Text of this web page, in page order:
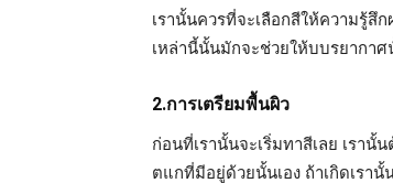
เรานั้นควรที่จะเลือกสีให้ความรู้สึ
เหล่านี้นั้นมักจะช่วยให้บบรยากา
2.การเตรียมพื้นผิว
ก่อนที่เรานั้นจะเริ่มทาสีเลย เรา
ตแกที่มีอยู่ด้วยนั้นเอง ถ้าเกิดเรา